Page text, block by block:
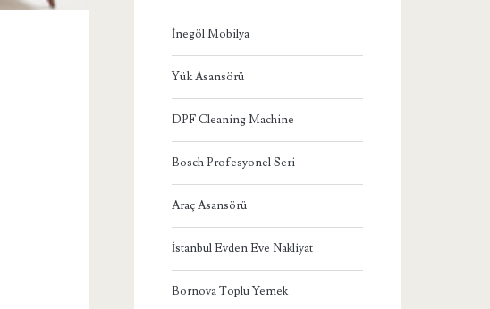
İnegöl Mobilya
Yük Asansörü
DPF Cleaning Machine
Bosch Profesyonel Seri
Araç Asansörü
İstanbul Evden Eve Nakliyat
Bornova Toplu Yemek